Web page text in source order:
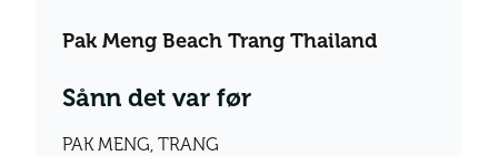
Pak Meng Beach Trang Thailand
Sånn det var før
PAK MENG, TRANG